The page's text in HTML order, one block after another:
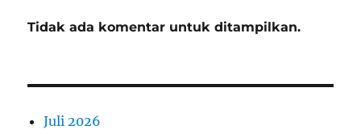
Tidak ada komentar untuk ditampilkan.
Juli 2026